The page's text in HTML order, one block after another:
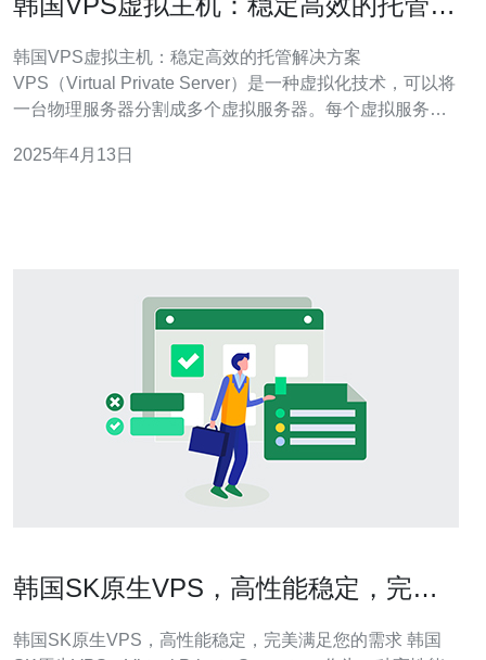
韩国VPS虚拟主机：稳定高效的托管解决方案
VPS（Virtual Private Server）是一种虚拟化技术，可以将
一台物理服务器分割成多个虚拟服务器。每个虚拟服务器
虚拟主机是在VPS服务器上运行的虚拟主机，用户可以享
2025年4月13日
韩国SK原生VPS，高性能稳定，完美
韩国SK原生VPS，高性能稳定，完美满足您的需求 韩国